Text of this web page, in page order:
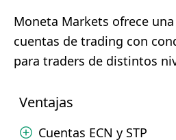
Moneta Markets ofrece
cuentas de trading con
para traders de distintos
Ventajas
Cuentas ECN y STP